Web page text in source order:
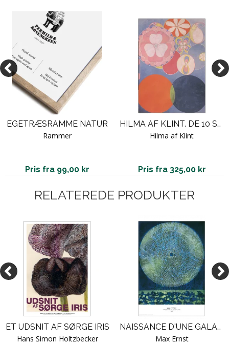
EGETRÆSRAMME NATUR
Rammer
Pris fra 99,00 kr
HILMA AF KLINT. DE 10 STØRSTE, NR. 2
Hilma af Klint
Pris fra 325,00 kr
RELATEREDE PRODUKTER
ET UDSNIT AF SØRGE IRIS
Hans Simon Holtzbecker
NAISSANCE D'UNE GALAXIE, 1969 (THE MOON).
Max Ernst